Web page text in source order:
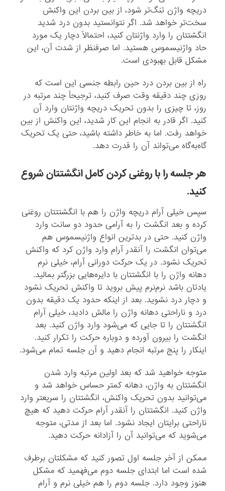
دریچه واژن تنگ‌تر شود، از بین بردن این واکنش
سخت‌تر خواهد شد. اگر نتوانستید بدون درد شدید
انگشتتان را وارد واژنتان کنید، احتمالاً دچار یک مورد
حاد واژنیسموس هستید. اما صرفنظر از شدت آن، این
مشکل قابل بهبودی است.
راه از بین بردن درد حین رابطه‌ جنسی این است که
روزی چند دقیقه وقت صرف کنید، ترجیحاً چند مرتبه در
روز، تا چیزی را بدون تحریک دریچه‌ واژنتان وارد آن
کنید. اگر قادر به انجام این کار شدید، این واکنش از بین
خواهد رفت. اما به خاطر داشته باشید، حتی یک تحریک
گاه‌به‌گاه می‌تواند آن را قدرت دهد.
هر جلسه را با روغنی کردن کامل انگشتتان شروع
کنید.
سپس خیلی آرام دریچه واژن را هم با انگشتتتان روغنی
کرده و بعد انگشت را به آرامی حدود دو سانت وارد
واژن کنید. حتی در بدترین انواع واژنیسموس هم
می‌توان انگشت را آنقدر آرام وارد واژن کرد که واکنش
تحریک نشود. در یک حرکت دورانی آرام، خیلی نرم
دهانه واژن را با انگشتتان با دایره‌هایی بزرگتر بمالید.
یادتان باشد نرم‌نرم پیش بروید تا واکنش تحریک نشود
و دچار درد نشوید. بعد از اینکه حدود یک دقیقه بدون
درد و ناراحتی دهانه واژن را مالش دادید، خیلی آرام
انگشتتان را تا جایی که می‌شود وارد واژن کنید. بعد
انگشت را بیرون آورده و دوباره حرکت را تکرار کنید.
اینکار را پنج مرتبه انجام دهید و آن جلسه تمام می‌شود.
متوجه خواهید شد که بعد اولین مرتبه وارد شدن
انگشتتان به واژن، دهانه کمتر حساس خواهد شد و
می‌توانید بدون تحریک واکنش، انگشتتان را سریعتر وارد
واژن کنید. انگشتتان را آنقدر آرام حرکت دهید که هیچ
ناراحتی برایتان ایجاد نشود. اما بعد از مدتی، متوجه
می‌شوید که می‌توانید آن را آزادانه حرکت دهید.
ممکن از آخر جلسه اول تصور کنید که مشکلتان برطرف
شده است اما ابتدای جلسه دوم می‌فهمید که مشکل
هنوز وجود دارد. جلسه دوم را هم خیلی نرم و آرام